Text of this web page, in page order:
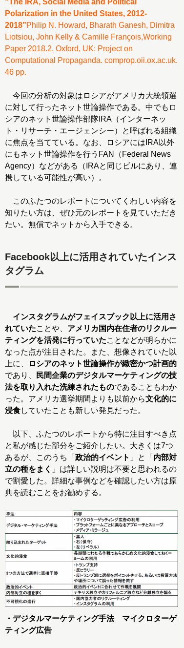
Polarization in the United States, 2012-
2018”Philip N. Howard, Bharath Ganesh, Dimitra
Liotsiou, John Kelly & Camille François,Working
Paper 2018.2. Oxford, UK: Project on
Computational Propaganda. comprop.oii.ox.ac.uk.
46 pp.
今回の分析の対象はロシアがアメリカ大統領選
に対して行ったネット世論操作である。中でもロ
シアのネット世論操作部隊IRA（インターネッ
ト・リサーチ・エージェンシー）と呼ばれる組織
に焦点を当てている。なお、ロシアにはIRA以外
にもネット世論操作を行うFAN（Federal News
Agency）などがある（IRAと同じビルにあり、連
携している可能性が高い）。
このふたつのレポートについてくわしい内容を
知りたい方は、ぜひ元のレポートを見ていただき
たい。無償でネットから入手できる。
Facebook以上に活用されていたインス
タグラム
インスタグラムがフェイスブック以上に活用さ
れていたことや、 アメリカ国内在住者のリクルー
ティングを活発に行っていたことなどが明らかに
なった点が注目された。また、想像されていた以
上に、
ロシアのネット世論操作が緻密かつ計画的
であり、
民間企業のデジタルマーケティングの技
法を取り入れた洗練されたものであることもわか
った。アメリカ選挙期間よりも以前から文化的に
浸食していたことも新しい発見だった。
以下、ふたつのレポートから特に注目すべき点
と私が感じた部分をご紹介したい。大きくは7つ
あるが、このうち「 政治的イベント 」と「 内部対
立の種をまく 」は詳しい説明は不要と思われるの
で割愛した。詳細な事例などを確認したい方は原
典を読むことをお勧めする。
・デジタルマーケティング手法 マイクロターゲ
ティング広告